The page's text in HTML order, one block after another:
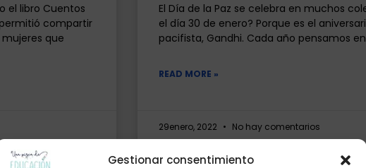
Gestionar consentimiento
el libro Cuentos
compartir
que
El Día de la Paz se celebra en muchos
el día 30 de enero? Porque es el
pacifista, Gandhi. Cada año pensamos
READ MORE »
29enero, 2022 No hay comentarios